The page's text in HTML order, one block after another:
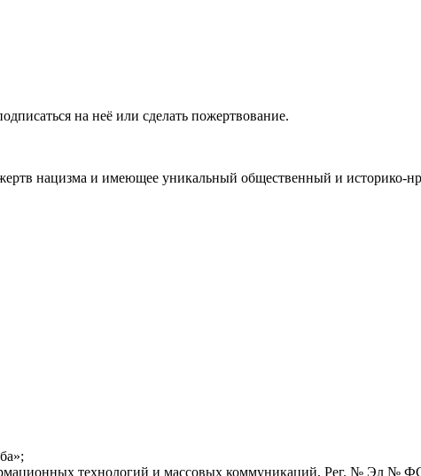
на неё или сделать пожертвование.
нацизма и имеющее уникальный общественный и историко-
технологий и массовых коммуникаций, Рег. № Эл №